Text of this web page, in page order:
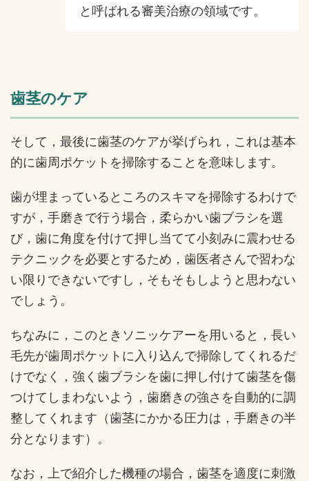
と呼ばれる審美治療の領域です。
歯茎のケア
そして，最後に歯茎のケアが挙げられ，これは基本
的に歯周ポケットを掃除することを意味します。
歯が埋まっているところのスキマを掃除するわけで
すが，手磨きで行う場合，柔らかい歯ブラシを選
び，歯に角度を付けて押し当てて小刻みに震わせる
テクニックを必要とするため，歯医者さんで習わな
い限りできないですし，そもそもしようと思わない
でしょう。
ちなみに，このときソニッケアーを用いると，長い
毛先が歯周ポケットに入り込んで掃除してくれるだ
けでなく，強く歯ブラシを歯に押し付けて歯茎を傷
つけてしまわないよう，歯磨きの強さを自動的に調
整してくれます（歯茎にかかる圧力は，手磨きの半
分となります）。
なお，上で紹介した機種の場合，歯茎を適度に刺激